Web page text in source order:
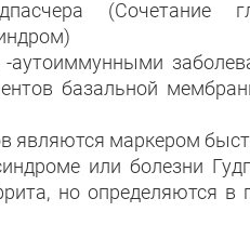
(Сочетание
аутоиммунными
базальной
являются маркером
или болезни
но определяются в